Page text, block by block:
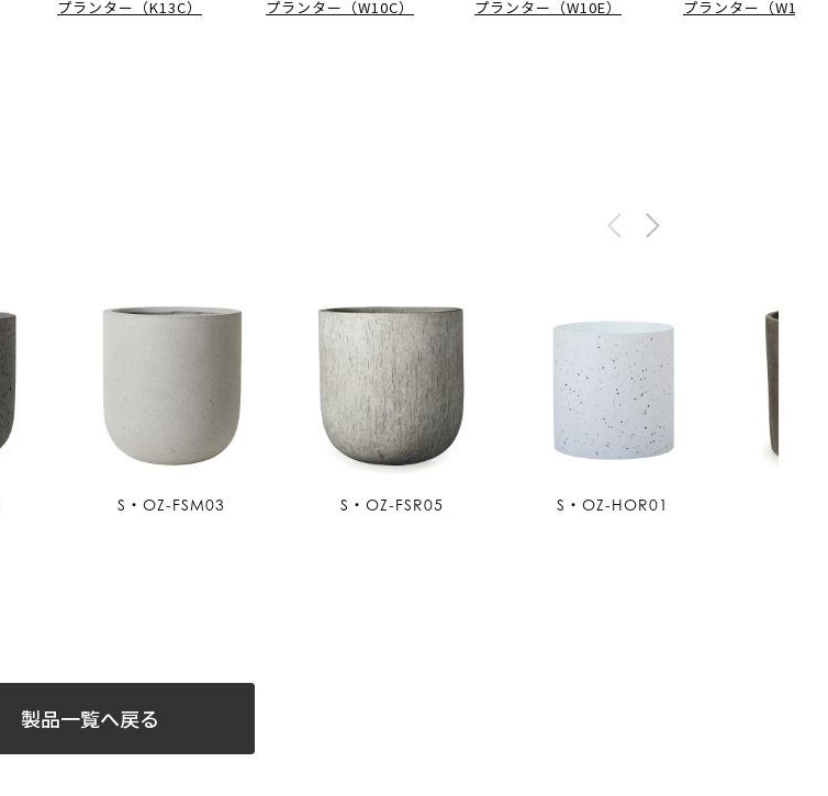
プランター（K13C） プランター（W10C） プランター（W10E） プランター（W13C
S・OZ-FSM03 S・OZ-FSR05 S・OZ-HOR01
製品一覧へ戻る